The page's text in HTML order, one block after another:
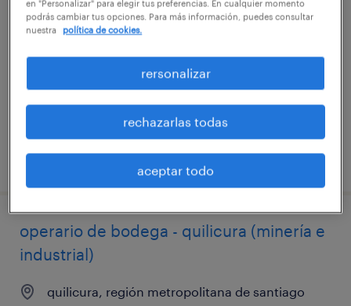
quilicura, región metropolitana de santiago
temporal
$745.000 - $750.000 por mes
publicado el 10 julio 2026
operario de bodega - quilicura (minería e
industrial)
quilicura, región metropolitana de santiago
en "Personalizar" para elegir tus preferencias. En cualquier momento
podrás cambiar tus opciones. Para más información, puedes consultar
nuestra
política de cookies.
rersonalizar
rechazarlas todas
aceptar todo